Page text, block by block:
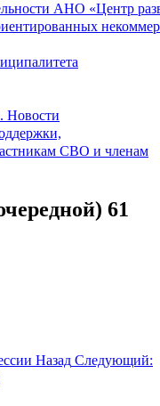
АНО «Центр
Новости
СВО и членам
61
Назад Следующий: